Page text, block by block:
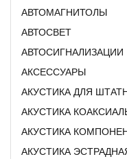
АВТОМАГНИТОЛЫ
АВТОСВЕТ
АВТОСИГНАЛИЗАЦИИ
АКСЕССУАРЫ
АКУСТИКА ДЛЯ
АКУСТИКА
АКУСТИКА
АКУСТИКА